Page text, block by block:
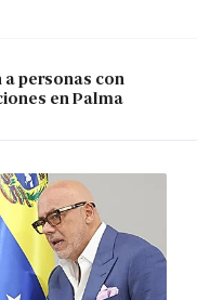
a personas con
en Palma